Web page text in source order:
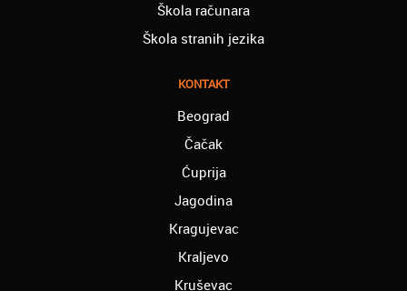
profesionalnost u našoj zemlji i naravno
usluga, sve pohvale od mene
Moja ćerka je završila vanredno medicinsku
Mogu samo da Vam poželim sve najbolje i
Aranđelovac - Elena:
mislim da je odlicno što na jednom mestu
mogu da nađem usluge prevođenja za
prevodioca do prevodioca.
Babušnica - Snežana:
oduvek sam želela da profesionalno kuvam
Škola računara
Škola stranih jezika
KONTAKT
Beograd
Čačak
Ćuprija
Jagodina
Kragujevac
Kraljevo
Kruševac